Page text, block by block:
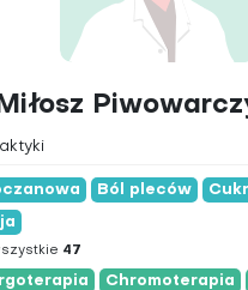
Ból pleców
47
Chromoterapia